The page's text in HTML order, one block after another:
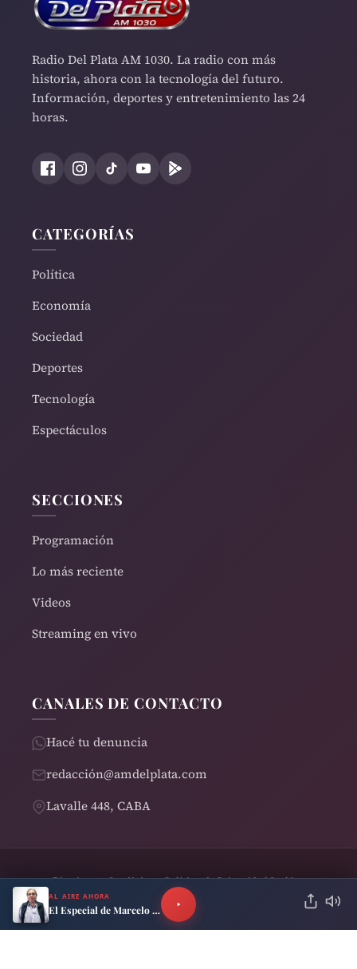
Radio Del Plata AM 1030. La radio con más
historia, ahora con la tecnología del futuro.
Información, deportes y entretenimiento las 24
horas.
CATEGORÍAS
Política
Economía
Sociedad
Deportes
Tecnología
Espectáculos
SECCIONES
Programación
Lo más reciente
Videos
Streaming en vivo
CANALES DE CONTACTO
Hacé tu denuncia
redacción@amdelplata.com
Lavalle 448, CABA
Términos y CondicionesPolítica de PrivacidadCookies
© 2026 AM del Plata 1030 | Design by
AL AIRE AHORA
El Especial de Marcelo Neira